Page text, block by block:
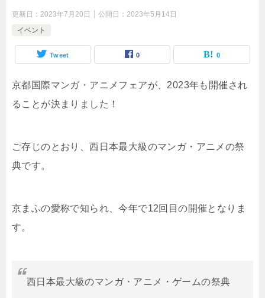
更新日： 2023年7月20日 公開日： 2023年5月14日
イベント
Tweet 0 0
京都国際マンガ・アニメフェアが、2023年も開催され
ることが決まりました！
ご存じのとおり、西日本最大級のマンガ・アニメの祭
典です。
京まふの愛称で知られ、今年で12回目の開催となりま
す。
西日本最大級のマンガ・アニメ・ゲームの祭典